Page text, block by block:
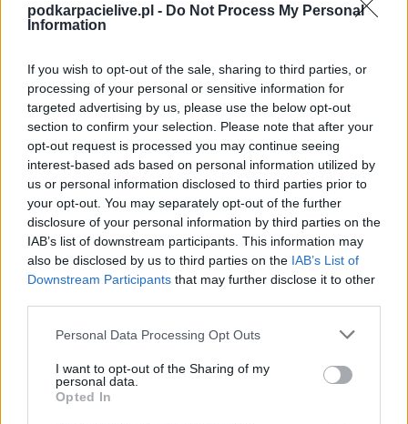
podkarpacielive.pl - Do Not Process My Personal
Information
If you wish to opt-out of the sale, sharing to third parties, or
processing of your personal or sensitive information for
targeted advertising by us, please use the below opt-out
section to confirm your selection. Please note that after your
opt-out request is processed you may continue seeing
interest-based ads based on personal information utilized by
us or personal information disclosed to third parties prior to
your opt-out. You may separately opt-out of the further
disclosure of your personal information by third parties on the
IAB’s list of downstream participants. This information may
also be disclosed by us to third parties on the IAB’s List of
Downstream Participants that may further disclose it to other
Please note that this website/app uses one or more Google
not limited to your visit or usage behaviour. You may click to
grant or deny consent to Google and its third-party tags to
use your data for below specified purposes in below Google
Personal Data Processing Opt Outs
I want to opt-out of the Sharing of my
personal data.
Opted In
Spotkanie pomiędzy Marmury Przyłęk i LKS Hucina
rozegrane
zostanie w ramach Rzeszów > Klasa B, gr. VII (11. kolejki - Rzeszów > Klasa
Na stronie PodkarpacieLive.pl znajdziesz
wynik meczu, strzelców
bramek, kartki, składy, statystyki i informacje o przebiegu
spotkania. To kompletne źródło danych dla kibiców i pasjonatów
lokalnej piłki nożnej. Jeżeli aktualnie nie widzisz tutaj danych z pewnością
pracujemy nad tym żeby je uzupełnić.
Wynik meczu Marmury Przyłęk vs LKS Hucina
Po zakończeniu spotkania automatycznie publikujemyoficjalny wynik
spotkania, a także dane meczowe, jeśli są dostępne.
Pełny harmonogram rozgrywek dostępny jest tutaj:Rzeszów > Klasa B,
gr. VII - terminarz.
Informacje o składach i strzelcach
rezerwowych, zmiany oraz listę strzelców bramek. Informacje te
Jeśli jesteś kibicem klubu Marmury Przyłęk lub LKS Hucina - zaglądaj tutaj
częściej. Nasz serwis regularnie dostarcza informacje o